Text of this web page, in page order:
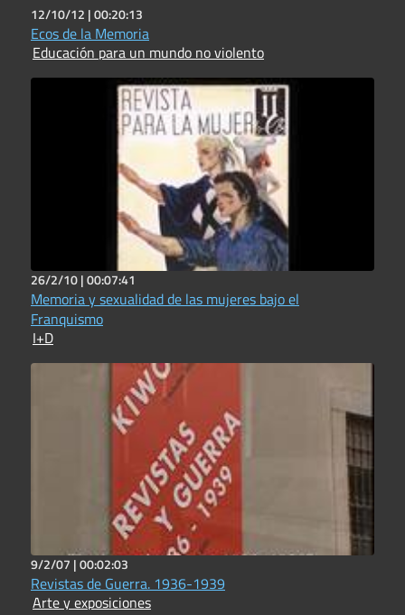
12/10/12 |00:20:13
Ecos de la Memoria
Educación para un mundo no violento
26/2/10 |00:07:41
Memoria y sexualidad de las mujeres bajo el
Franquismo
I+D
9/2/07 |00:02:03
Revistas de Guerra. 1936-1939
Arte y exposiciones